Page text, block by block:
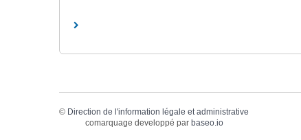
© Direction de l'information légale et administrative
comarquage developpé par baseo.io